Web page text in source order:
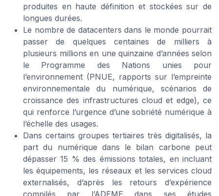
produites en haute définition et stockées sur de
longues durées.
Le nombre de datacenters dans le monde pourrait
passer de quelques centaines de milliers à
plusieurs millions en une quinzaine d’années selon
le Programme des Nations unies pour
l’environnement (PNUE, rapports sur l’empreinte
environnementale du numérique, scénarios de
croissance des infrastructures cloud et edge), ce
qui renforce l’urgence d’une sobriété numérique à
l’échelle des usages.
Dans certains groupes tertiaires très digitalisés, la
part du numérique dans le bilan carbone peut
dépasser 15 % des émissions totales, en incluant
les équipements, les réseaux et les services cloud
externalisés, d’après les retours d’expérience
compilés par l’ADEME dans ses études